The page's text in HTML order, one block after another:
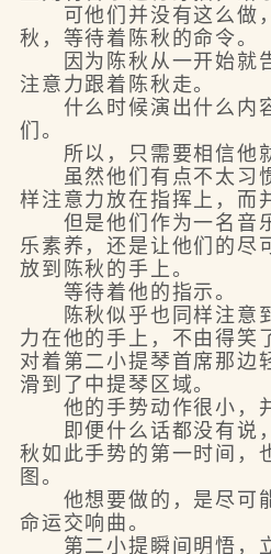
可他们并没有这么做
秋，等待着陈秋的命令。
因为陈秋从一开始就
注意力跟着陈秋走。
什么时候演出什么内
们。
所以，只需要相信他就
虽然他们有点不太习
样注意力放在指挥上，而
但是他们作为一名音
乐素养，还是让他们的尽
放到陈秋的手上。
等待着他的指示。
陈秋似乎也同样注意
力在他的手上，不由得笑
对着第二小提琴首席那边
滑到了中提琴区域。
他的手势动作很小，并
即便什么话都没有说
秋如此手势的第一时间，
图。
他想要做的，是尽可能
命运交响曲。
第二小提瞬间明悟，